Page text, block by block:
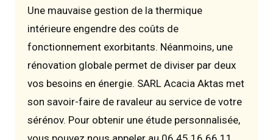
Une mauvaise gestion de la thermique
intérieure engendre des coûts de
fonctionnement exorbitants. Néanmoins, une
rénovation globale permet de diviser par deux
vos besoins en énergie. SARL Acacia Aktas met
son savoir-faire de ravaleur au service de votre
sérénov. Pour obtenir une étude personnalisée,